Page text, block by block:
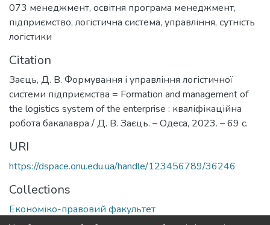
073 менеджмент, освітня програма менеджмент,
підприємство, логістична система, управління, сутність
логістики
Citation
Заєць, Д. В. Формування і управління логістичної
системи підприємства = Formation and management of
the logistics system of the enterprise : кваліфікаційна
робота бакалавра / Д. В. Заєць. – Одеса, 2023. – 69 с.
URI
https://dspace.onu.edu.ua/handle/123456789/36246
Collections
Економіко-правовий факультет